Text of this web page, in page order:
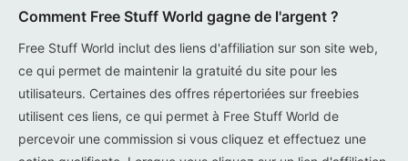
Comment Free Stuff World gagne de l'argent ?
Free Stuff World inclut des liens d'affiliation sur son site web,
ce qui permet de maintenir la gratuité du site pour les
utilisateurs. Certaines des offres répertoriées sur freebies
utilisent ces liens, ce qui permet à Free Stuff World de
percevoir une commission si vous cliquez et effectuez une